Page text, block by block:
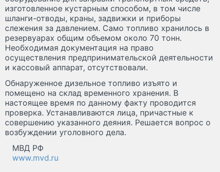
изготовленное кустарным способом, в том числе
шланги-отводы, краны, задвижки и приборы
слежения за давлением. Само топливо хранилось в
резервуарах общим объемом около 70 тонн.
Необходимая документация на право
осуществления предпринимательской деятельности
и кассовый аппарат, отсутствовали.
Обнаруженное дизельное топливо изъято и
помещено на склад временного хранения. В
настоящее время по данному факту проводится
проверка. Устанавливаются лица, причастные к
совершению указанного деяния. Решается вопрос о
возбуждении уголовного дела.
МВД РФ
www.mvd.ru